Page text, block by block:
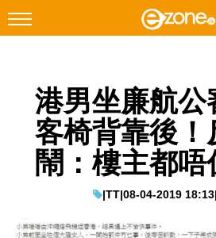
Facebook Instagram
科技焦點
網絡生活
教學評測
港男坐廉航公
客椅背靠後！
鬧：樓主都
|TT|08-04-2019 18:13|